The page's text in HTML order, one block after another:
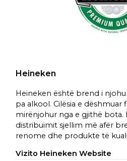
Heineken
Heineken është brend i
pa alkool. Cilësia e
mirënjohur nga e gjithë bota.
distribuimit sjellim më afër
renome dhe produkte të
Vizito Heineken Website